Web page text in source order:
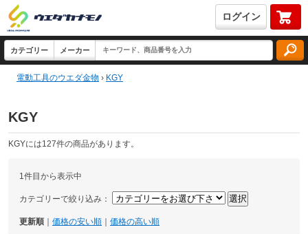
ログイン
電動工具のウエダ金物 › KGY
KGY
KGYには127件の商品があります。
1件目から表示中
カテゴリーで絞り込み：
更新順 価格の安い順 価格の高い順